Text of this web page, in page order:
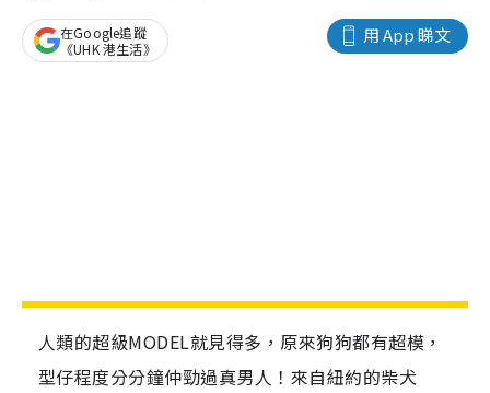
用 App 睇文
在Google追蹤
《UHK 港生活》
人類的超級MODEL就見得多，原來狗狗都有超模，
型仔程度分分鐘仲勁過真男人！來自紐約的柴犬